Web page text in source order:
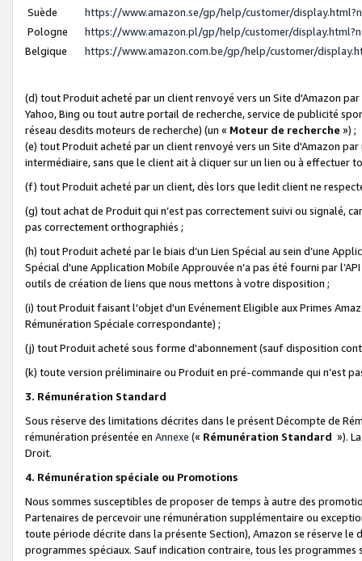
Suède
https://www.amazon.se/gp/help/customer/
Pologne
https://www.amazon.pl/gp/help/customer/
Belgique
https://www.amazon.com.be/gp/help/customer/
(d) tout Produit acheté par un client renvoyé vers un Site d'Amazon
Yahoo, Bing ou tout autre portail de recherche, service de publicité
réseau desdits moteurs de recherche) (un « Moteur de recherche ») ;
(e) tout Produit acheté par un client renvoyé vers un Site d'Amazon
intermédiaire, sans que le client ait à cliquer sur un lien ou à
(f) tout Produit acheté par un client, dès lors que ledit client ne
(g) tout achat de Produit qui n’est pas correctement suivi ou signalé,
pas correctement orthographiés ;
(h) tout Produit acheté par le biais d’un Lien Spécial au sein d’une
Spécial d'une Application Mobile Approuvée n’a pas été fourni par
outils de création de liens que nous mettons à votre disposition ;
(i) tout Produit faisant l'objet d'un Evénement Eligible aux Primes
Rémunération Spéciale correspondante) ;
(j) tout Produit acheté sous forme d'abonnement (sauf disposition
(k) toute version préliminaire ou Produit en pré-commande qui n’est
3. Rémunération Standard
Sous réserve des limitations décrites dans le présent Décompte de
rémunération présentée en Annexe (« Rémunération Standard »).
Droit.
4. Rémunération spéciale ou Promotions
Nous sommes susceptibles de proposer de temps à autre des
Partenaires de percevoir une rémunération supplémentaire ou
toute période décrite dans la présente Section), Amazon se réserve
programmes spéciaux. Sauf indication contraire, tous les